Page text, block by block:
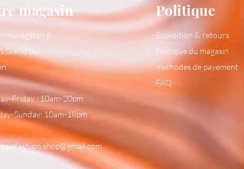
magasin
6
Skelleftea
Friday : 10am-20pm
Sunday: 10am-18pm
swefashion.shop@gmail.com
Politique
Expédition & retours
Politique du magasin
méthodes de payement
FAQ